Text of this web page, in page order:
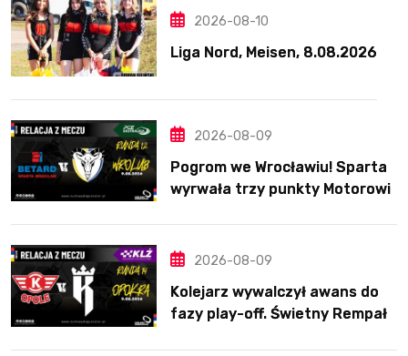
2026-08-10
Liga Nord, Meisen, 8.08.2026
2026-08-09
Pogrom we Wrocławiu! Sparta
wyrwała trzy punkty Motorowi
2026-08-09
Kolejarz wywalczył awans do
fazy play-off. Świetny Rempała